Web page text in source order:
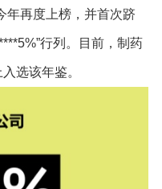
年再度上榜，并首次跻
行列。目前，制药
选该年鉴。